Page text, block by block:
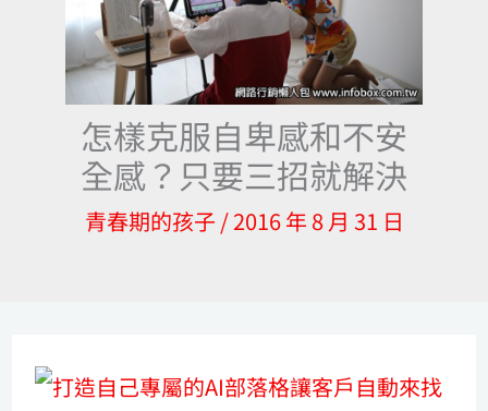
怎樣克服自卑感和不安
全感？只要三招就解決
青春期的孩子 /2016 年 8 月 31 日